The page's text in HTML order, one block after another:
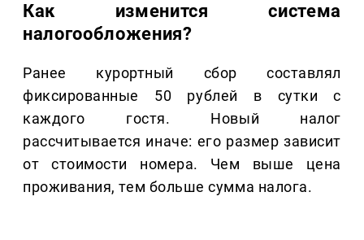
Как изменится система
налогообложения?
Ранее курортный сбор составлял
фиксированные 50 рублей в сутки с
каждого гостя. Новый налог
рассчитывается иначе: его размер зависит
от стоимости номера. Чем выше цена
проживания, тем больше сумма налога.